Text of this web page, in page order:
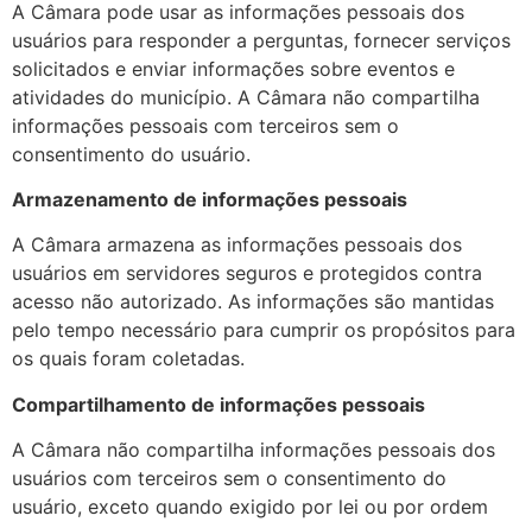
A Câmara pode usar as informações pessoais dos
usuários para responder a perguntas, fornecer serviços
solicitados e enviar informações sobre eventos e
atividades do município. A Câmara não compartilha
informações pessoais com terceiros sem o
consentimento do usuário.
Armazenamento de informações pessoais
A Câmara armazena as informações pessoais dos
usuários em servidores seguros e protegidos contra
acesso não autorizado. As informações são mantidas
pelo tempo necessário para cumprir os propósitos para
os quais foram coletadas.
Compartilhamento de informações pessoais
A Câmara não compartilha informações pessoais dos
usuários com terceiros sem o consentimento do
usuário, exceto quando exigido por lei ou por ordem